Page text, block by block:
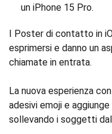
un iPhone 15 Pro.
I Poster di contatto in
esprimersi e danno un
chiamate in entrata.
La nuova esperienza
adesivi emoji e
sollevando i soggetti